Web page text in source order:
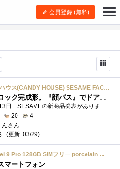
会員登録 (無料)
キャンディハウス(CANDY HOUSE) SESAME FACE セサミフェイス 玄関 スマートロック 立体顔認証（3D顔認証） 静脈認証 指紋認証 ICカードリーダー Apple watch Suica対応 PASMO対応 Felica モバイルSuica NFCタグ
スマートロック完成形。『顔パス』でドアが開く！
2026年5月13日 SESAMEの新商品発表がありました！新製品は3D顔認証＆静脈認証付のロック解除アイテム！ これは素晴らしいと思ったのですぐに予約...
20
4
んさん
(更新: 03/29)
Google Pixel 9 Pro 128GB SIMフリー porcelain スマートフォン本体
マートフォン